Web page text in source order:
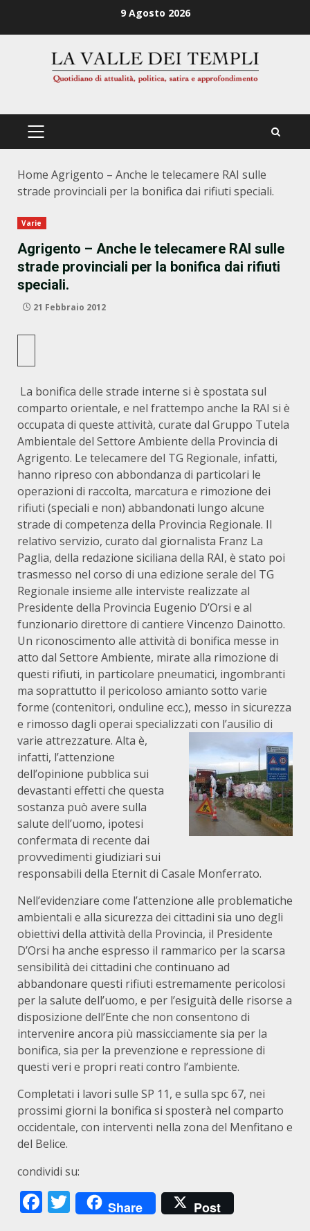
9 Agosto 2026
PRIMÄRES
Home Agrigento – Anche le telecamere RAI sulle
strade provinciali per la bonifica dai rifiuti speciali.
Varie
Agrigento – Anche le telecamere RAI sulle
strade provinciali per la bonifica dai rifiuti
speciali.
21 Febbraio 2012
La bonifica delle strade interne si è spostata sul
comparto orientale, e nel frattempo anche la RAI si è
occupata di queste attività, curate dal Gruppo Tutela
Ambientale del Settore Ambiente della Provincia di
Agrigento. Le telecamere del TG Regionale, infatti,
hanno ripreso con abbondanza di particolari le
operazioni di raccolta, marcatura e rimozione dei
rifiuti (speciali e non) abbandonati lungo alcune
strade di competenza della Provincia Regionale. Il
relativo servizio, curato dal giornalista Franz La
Paglia, della redazione siciliana della RAI, è stato poi
trasmesso nel corso di una edizione serale del TG
Regionale insieme alle interviste realizzate al
Presidente della Provincia Eugenio D’Orsi e al
funzionario direttore di cantiere Vincenzo Dainotto.
Un riconoscimento alle attività di bonifica messe in
atto dal Settore Ambiente, mirate alla rimozione di
questi rifiuti, in particolare pneumatici, ingombranti
ma soprattutto il pericoloso amianto sotto varie
forme (contenitori, onduline ecc.), messo in sicurezza
e rimosso dagli operai specializzati con l’ausilio di
varie attrezzature. Alta è,
infatti, l’attenzione
dell’opinione pubblica sui
devastanti effetti che questa
sostanza può avere sulla
salute dell’uomo, ipotesi
confermata di recente dai
provvedimenti giudiziari sui
responsabili della Eternit di Casale Monferrato.
Nell’evidenziare come l’attenzione alle problematiche
ambientali e alla sicurezza dei cittadini sia uno degli
obiettivi della attività della Provincia, il Presidente
D’Orsi ha anche espresso il rammarico per la scarsa
sensibilità dei cittadini che continuano ad
abbandonare questi rifiuti estremamente pericolosi
per la salute dell’uomo, e per l’esiguità delle risorse a
disposizione dell’Ente che non consentono di
intervenire ancora più massicciamente sia per la
bonifica, sia per la prevenzione e repressione di
questi veri e propri reati contro l’ambiente.
Completati i lavori sulle SP 11, e sulla spc 67, nei
prossimi giorni la bonifica si sposterà nel comparto
occidentale, con interventi nella zona del Menfitano e
del Belice.
condividi su:
Facebook
Twitter
Share Post